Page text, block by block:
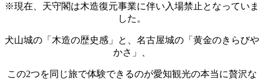
※現在、天守閣は木造復元事業に伴い入場禁止となっていま
した。
犬山城の「木造の歴史感」と、名古屋城の「黄金のきらびや
かさ」、
この2つを同じ旅で体験できるのが愛知観光の本当に贅沢な